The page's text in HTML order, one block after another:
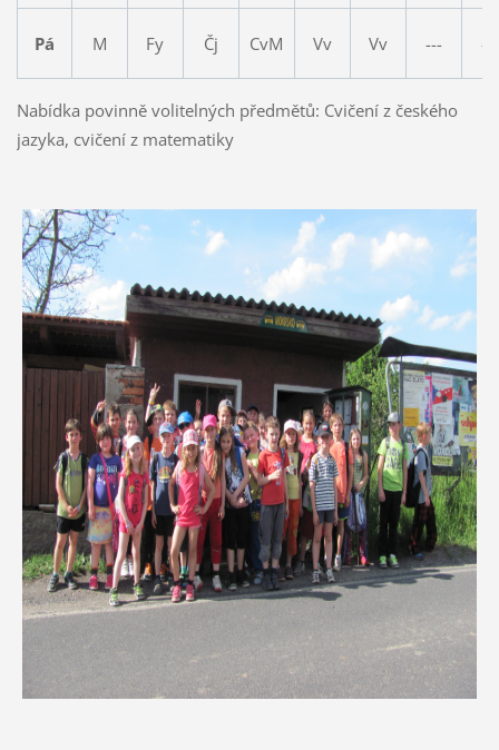
Pá M Fy Čj CvM Vv Vv --- ---
Nabídka povinně volitelných předmětů: Cvičení z českého
jazyka, cvičení z matematiky